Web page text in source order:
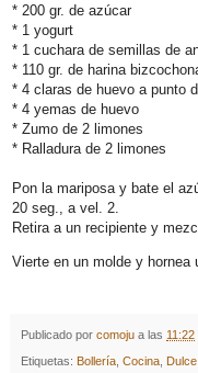
* 200 gr. de azúcar
* 1 yogurt
* 1 cuchara de semillas de
* 110 gr. de harina
* 4 claras de huevo a punto
* 4 yemas de huevo
* Zumo de 2 limones
* Ralladura de 2 limones
Pon la mariposa y bate el
20 seg., a vel. 2.
Retira a un recipiente y
Vierte en un molde y hornea
Publicado por comoju a las 11:22
Etiquetas: Bollería Cocina Dulce